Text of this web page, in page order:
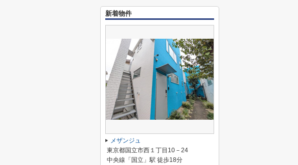
新着物件
メザンジュ
東京都国立市西１丁目10－24
中央線「国立」駅 徒歩18分